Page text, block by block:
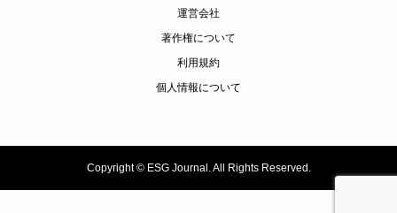
運営会社
著作権について
利用規約
個人情報について
Copyright ©ESG Journal. All Rights Reserved.